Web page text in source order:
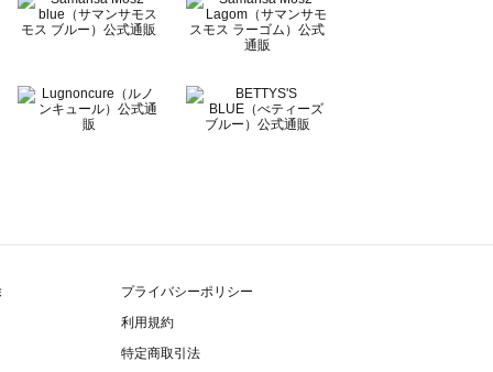
プライバシーポリシー
利用規約
特定商取引法